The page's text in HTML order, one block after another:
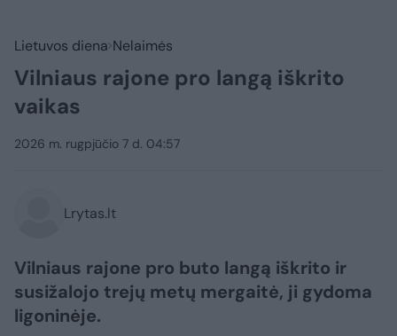
Lietuvos diena Nelaimės
Vilniaus rajone pro langą iškrito
vaikas
2026 m. rugpjūčio 7 d. 04:57
Lrytas.lt
Vilniaus rajone pro buto langą iškrito ir
susižalojo trejų metų mergaitė, ji gydoma
ligoninėje.